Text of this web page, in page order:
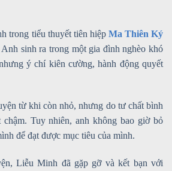
trong tiểu thuyết tiên hiệp Ma Thiên Ký
sinh ra trong một gia đình nghèo khó
ý chí kiên cường, hành động quyết
từ khi còn nhỏ, nhưng do tư chất bình
Tuy nhiên, anh không bao giờ bỏ
để đạt được mục tiêu của mình.
Liễu Minh đã gặp gỡ và kết bạn với